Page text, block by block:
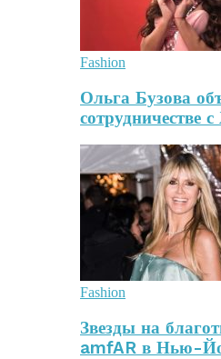
Fashion
Ольга Бузова
сотрудничестве
Fashion
Звезды на
amfAR в Нью-